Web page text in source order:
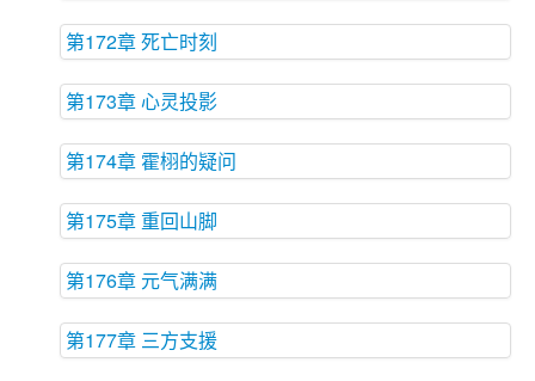
第172章 死亡时刻
第173章 心灵投影
第174章 霍栩的疑问
第175章 重回山脚
第176章 元气满满
第177章 三方支援